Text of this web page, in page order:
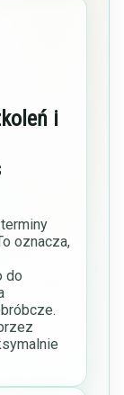
i
oznacza,
do